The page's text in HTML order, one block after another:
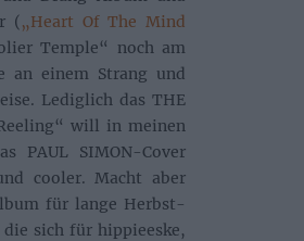
( „Heart Of The Mind
Temple“ noch am
an einem Strang und
Lediglich das THE
will in meinen
PAUL SIMON-Cover
cooler. Macht aber
für lange Herbst-
sich für hippieeske,